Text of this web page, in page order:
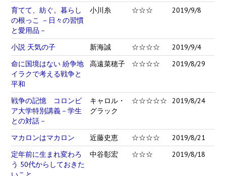
育てて、紡ぐ。暮らし
の根っこ －日々の習慣
と愛用品－
小川糸 ☆☆☆ 2019/9/8
小説 天気の子 新海誠 ☆☆☆☆
2019/9/4
命に国境はない 紛争地
イラクで考える戦争と
平和
高遠菜穂子 ☆☆☆☆ 2019/8/29
戦争の記憶 コロンビ
ア大学特別講義－学生
との対話－
キャロル・
グラック
☆☆☆☆☆ 2019/8/24
マカロンはマカロン 近藤史恵 ☆☆☆☆
2019/8/21
定年前に生まれ変わろ
う 50代からしておきた
中谷彰宏 ☆☆☆ 2019/8/18